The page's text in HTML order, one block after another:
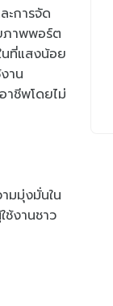
การจัด
ภาพพอร์ต
นที่แสงน้อย
าน
าชีพโดยไม่
มมุ่งมั่นใน
ช้งานชาว